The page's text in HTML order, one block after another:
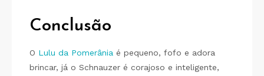
Conclusão
O Lulu da Pomerânia é pequeno, fofo e adora
brincar, já o Schnauzer é corajoso e inteligente,